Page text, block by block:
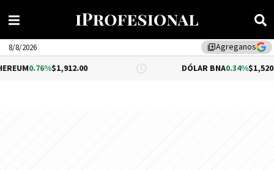
library_addAgreganos
8/8/2026
DÓLAR BNA 0.34%$1,520.00